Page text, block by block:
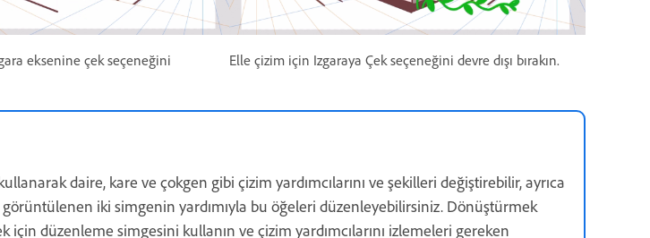
eksenine çek seçeneğini
Elle çizim için Izgaraya Çek seçeneğini devre dışı bırakın.
daire, kare ve çokgen gibi çizim yardımcılarını ve şekilleri değiştirebilir, ayrıca
iki simgenin yardımıyla bu öğeleri düzenleyebilirsiniz. Dönüştürmek
için düzenleme simgesini kullanın ve çizim yardımcılarını izlemeleri gereken